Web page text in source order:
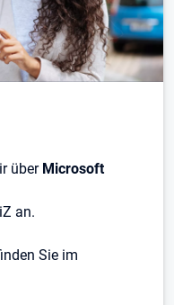
über Microsoft
an.
Sie im